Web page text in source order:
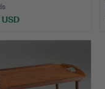
USD